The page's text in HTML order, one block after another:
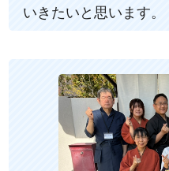
いきたいと思います。